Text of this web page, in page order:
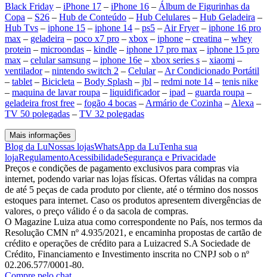
Black Friday – iPhone 17 – iPhone 16 – Álbum de Figurinhas da
Copa – S26 – Hub de Conteúdo – Hub Celulares – Hub Geladeira –
Hub Tvs – iphone 15 – iphone 14 – ps5 – Air Fryer– iphone 16 pro
max – geladeira – poco x7 pro – xbox – iphone – creatina – whey
protein – microondas – kindle – iphone 17 pro max – iphone 15 pro
max – celular samsung – iphone 16e – xbox series s – xiaomi –
ventilador– nintendo switch 2 – Celular– Ar Condicionado Portátil
– tablet – Bicicleta – Body Splash – jbl – redmi note 14 – tenis nike
– maquina de lavar roupa – liquidificador– ipad – guarda roupa –
geladeira frost free – fogão 4 bocas – Armário de Cozinha – Alexa –
TV 50 polegadas – TV 32 polegadas
Mais informações
Blog da LuNossas lojasWhatsApp da LuTenha sua
lojaRegulamentoAcessibilidadeSegurança e Privacidade
Preços e condições de pagamento exclusivos para compras via
internet, podendo variar nas lojas físicas. Ofertas válidas na compra
de até 5 peças de cada produto por cliente, até o término dos nossos
estoques para internet. Caso os produtos apresentem divergências de
valores, o preço válido é o da sacola de compras.
O Magazine Luiza atua como correspondente no País, nos termos da
Resolução CMN nº 4.935/2021, e encaminha propostas de cartão de
crédito e operações de crédito para a Luizacred S.A Sociedade de
Crédito, Financiamento e Investimento inscrita no CNPJ sob o nº
02.206.577/0001-80.